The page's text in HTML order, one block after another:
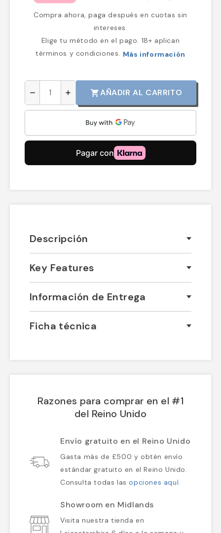
Compra ahora, paga después en cuotas sin
intereses.
Elige tu método en el pago. 18+ aplican
términos y condiciones. Más información
remove add shopping_cartAÑADIR AL CARRITO
Descripción
Key Features
Información de Entrega
Ficha técnica
Razones para comprar en el #1
del Reino Unido
Envío gratuito en el Reino Unido
Gasta más de £500 y obtén envío
estándar gratuito en el Reino Unido.
Consulta todas lasopciones aquí.
Showroom en Midlands
Visita nuestra tienda en